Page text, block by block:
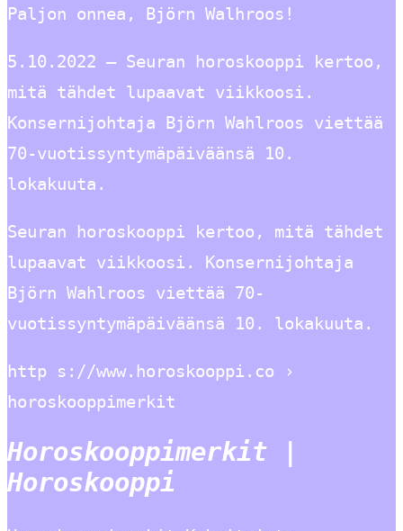
Paljon onnea, Björn Walhroos!
5.10.2022 — Seuran horoskooppi kertoo,
mitä tähdet lupaavat viikkoosi.
Konsernijohtaja Björn Wahlroos viettää
70-vuotissyntymäpäiväänsä 10.
lokakuuta.
Seuran horoskooppi kertoo, mitä tähdet
lupaavat viikkoosi. Konsernijohtaja
Björn Wahlroos viettää 70-
vuotissyntymäpäiväänsä 10. lokakuuta.
http s://www.horoskooppi.co ›
horoskooppimerkit
Horoskooppimerkit |
Horoskooppi